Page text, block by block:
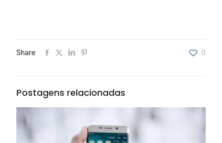
Share 0
Postagens relacionadas